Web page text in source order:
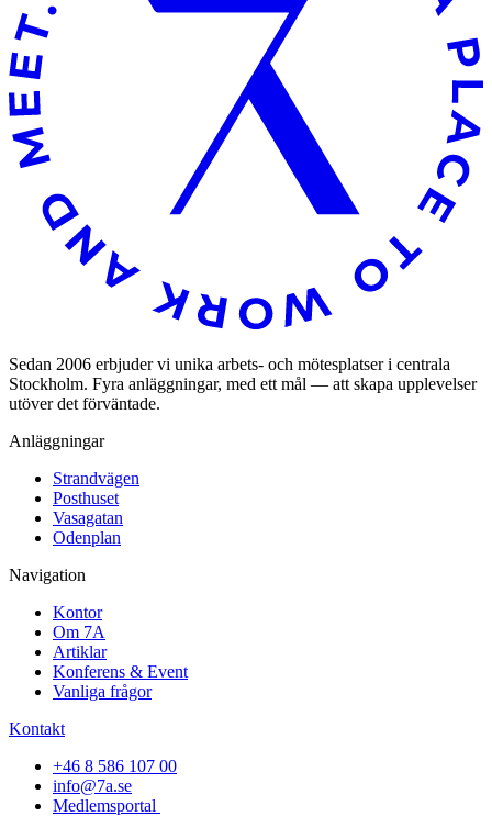
Sedan 2006 erbjuder vi unika arbets- och mötesplatser i centrala
Stockholm. Fyra anläggningar, med ett mål — att skapa upplevelser
utöver det förväntade.
Anläggningar
Strandvägen
Posthuset
Vasagatan
Odenplan
Navigation
Kontor
Om 7A
Artiklar
Konferens & Event
Vanliga frågor
Kontakt
+46 8 586 107 00
info@7a.se
Medlemsportal